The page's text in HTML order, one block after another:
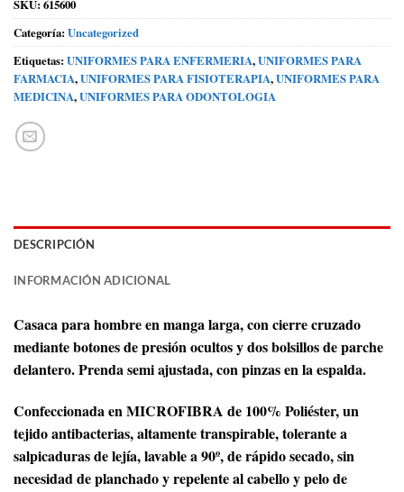
SKU: 615600
Categoría: Uncategorized
Etiquetas: UNIFORMES PARA ENFERMERIA,UNIFORMES PARA
FARMACIA,UNIFORMES PARA FISIOTERAPIA,UNIFORMES PARA
MEDICINA,UNIFORMES PARA ODONTOLOGIA
DESCRIPCIÓN
INFORMACIÓN ADICIONAL
Casaca para hombre en manga larga, con cierre cruzado
mediante botones de presión ocultos y dos bolsillos de parche
delantero. Prenda semi ajustada, con pinzas en la espalda.
Confeccionada en MICROFIBRA de 100% Poliéster, un
tejido antibacterias, altamente transpirable, tolerante a
salpicaduras de lejía, lavable a 90º, de rápido secado, sin
necesidad de planchado y repelente al cabello y pelo de